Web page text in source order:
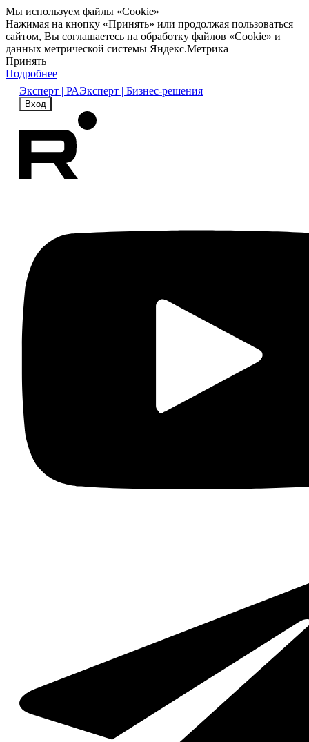
Мы используем файлы «Cookie»
Нажимая на кнопку «Принять» или продолжая пользоваться
сайтом, Вы соглашаетесь на обработку файлов «Cookie» и
данных метрической системы Яндекс.Метрика
Принять
Подробнее
Эксперт | РАЭксперт | Бизнес-решения
Вход